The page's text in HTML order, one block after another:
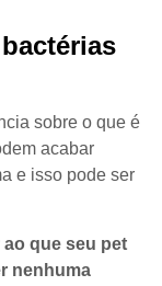
sobre o que é
acabar
e isso pode ser
que seu pet
nenhuma